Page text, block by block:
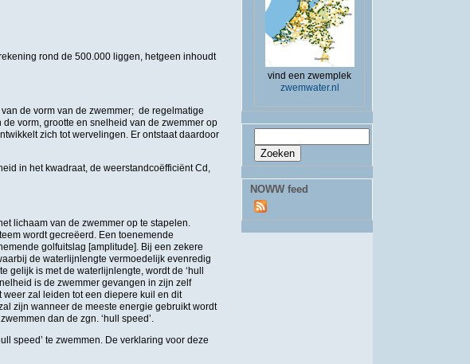
rond de 500.000 liggen, hetgeen inhoudt
de vorm van de zwemmer; de regelmatige
vorm, grootte en snelheid van de zwemmer op
zich tot wervelingen. Er ontstaat daardoor
in het kwadraat, de weerstandcoëfficiënt Cd,
lichaam van de zwemmer op te stapelen.
wordt gecreëerd. Een toenemende
golfuitslag [amplitude]. Bij een zekere
de waterlijnlengte vermoedelijk evenredig
is met de waterlijnlengte, wordt de ‘hull
is de zwemmer gevangen in zijn zelf
zal leiden tot een diepere kuil en dit
zijn wanneer de meeste energie gebruikt wordt
dan de zgn. ‘hull speed’.
speed’ te zwemmen. De verklaring voor deze
vind een zwemplek
zwemwater.nl
Zoekveld
NOWW feed